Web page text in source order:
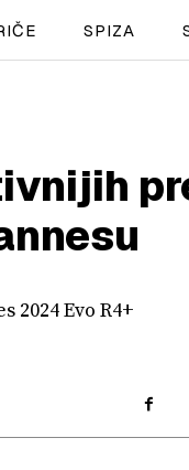
SPORT
PLOVILA
VELIKE PRIČE
PRETPLATA
SPIZA